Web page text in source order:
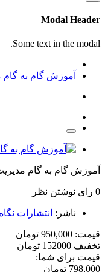
Modal Header
Some text in the modal.
آموزش گام به گام
آموزش گام به گام
0 رای نوشتن نظر
ناشر: انتشارات
قیمت: 950,000 تومان
تخفیف 152000 تومان
قیمت برای شما:
798,000 تومان